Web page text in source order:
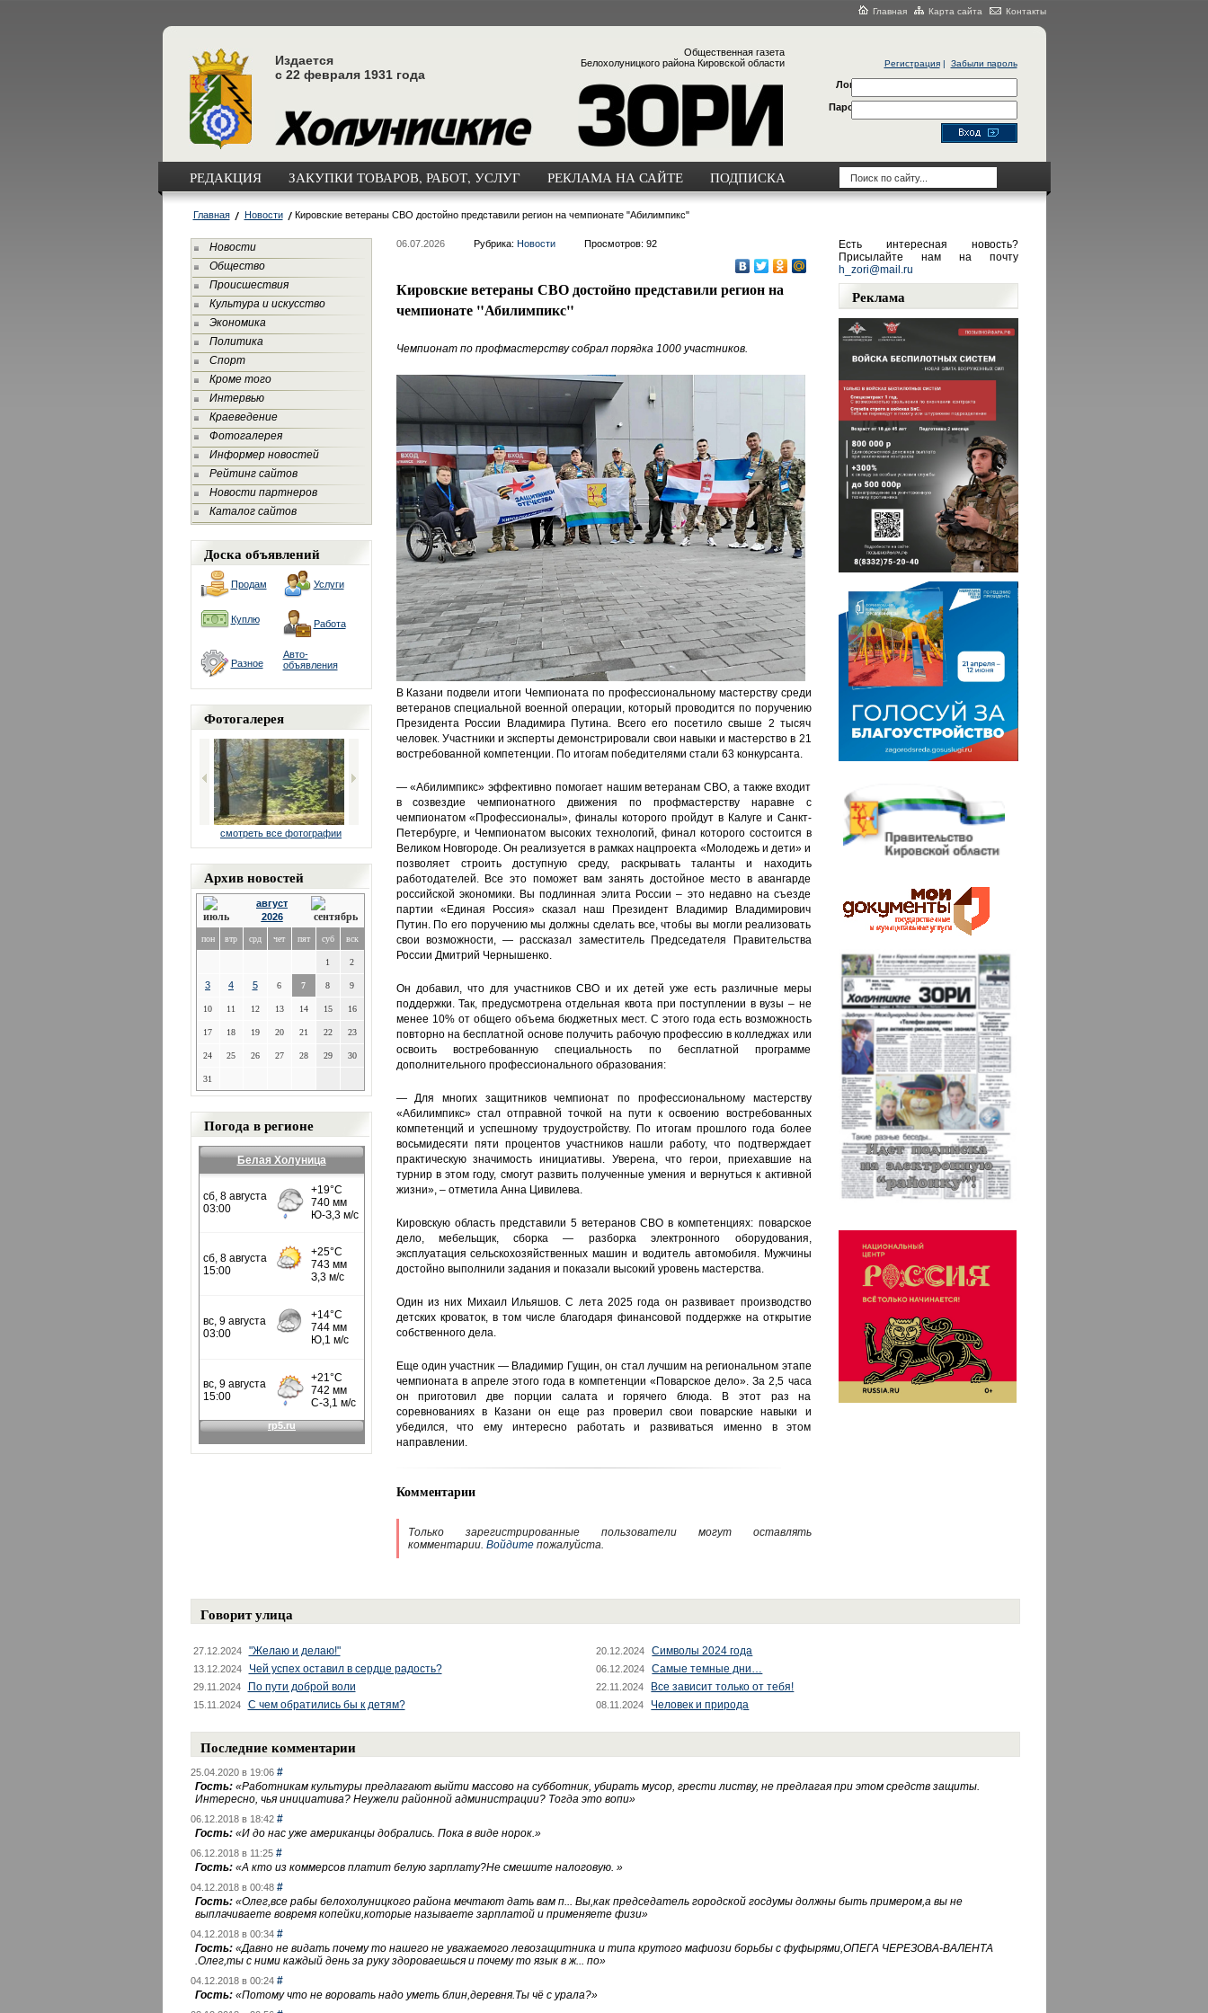
Главная Карта сайта Контакты
Издается
с 22 февраля 1931 года
Общественная газета
Белохолуницкого района Кировской области
Регистрация| Забыли пароль
Логин
Пароль
РЕДАКЦИЯ ЗАКУПКИ ТОВАРОВ, РАБОТ, УСЛУГ РЕКЛАМА НА САЙТЕ ПОДПИСКА
Главная Новости Кировские ветераны СВО достойно представили регион на чемпионате "Абилимпикс"
Новости
Общество
Происшествия
Культура и искусство
Экономика
Политика
Спорт
Кроме того
Интервью
Краеведение
Фотогалерея
Информер новостей
Рейтинг сайтов
Новости партнеров
Каталог сайтов
Доска объявлений
Продам Услуги
Куплю Работа
Разное
Авто-
объявления
Фотогалерея
смотреть все фотографии
Архив новостей
август
2026
пон втр срд чет пят суб вск
1 2
3 4 5 6 7 8 9
10 11 12 13 14 15 16
17 18 19 20 21 22 23
24 25 26 27 28 29 30
31
Погода в регионе
Белая Холуница
06.07.2026 Рубрика: Новости Просмотров: 92
Кировские ветераны СВО достойно представили регион на
чемпионате "Абилимпикс"
Чемпионат по профмастерству собрал порядка 1000 участников.
В Казани подвели итоги Чемпионата по профессиональному мастерству среди
ветеранов специальной военной операции, который проводится по поручению
Президента России Владимира Путина. Всего его посетило свыше 2 тысяч
человек. Участники и эксперты демонстрировали свои навыки и мастерство в 21
востребованной компетенции. По итогам победителями стали 63 конкурсанта.
— «Абилимпикс» эффективно помогает нашим ветеранам СВО, а также входит
в созвездие чемпионатного движения по профмастерству наравне с
чемпионатом «Профессионалы», финалы которого пройдут в Калуге и Санкт-
Петербурге, и Чемпионатом высоких технологий, финал которого состоится в
Великом Новгороде. Он реализуется в рамках нацпроекта «Молодежь и дети» и
позволяет строить доступную среду, раскрывать таланты и находить
работодателей. Все это поможет вам занять достойное место в авангарде
российской экономики. Вы подлинная элита России – это недавно на съезде
партии «Единая Россия» сказал наш Президент Владимир Владимирович
Путин. По его поручению мы должны сделать все, чтобы вы могли реализовать
свои возможности, — рассказал заместитель Председателя Правительства
России Дмитрий Чернышенко.
Он добавил, что для участников СВО и их детей уже есть различные меры
поддержки. Так, предусмотрена отдельная квота при поступлении в вузы – не
менее 10% от общего объема бюджетных мест. С этого года есть возможность
повторно на бесплатной основе получить рабочую профессию в колледжах или
освоить востребованную специальность по бесплатной программе
дополнительного профессионального образования:
— Для многих защитников чемпионат по профессиональному мастерству
«Абилимпикс» стал отправной точкой на пути к освоению востребованных
компетенций и успешному трудоустройству. По итогам прошлого года более
восьмидесяти пяти процентов участников нашли работу, что подтверждает
практическую значимость инициативы. Уверена, что герои, приехавшие на
турнир в этом году, смогут развить полученные умения и вернуться к активной
жизни», – отметила Анна Цивилева.
Кировскую область представили 5 ветеранов СВО в компетенциях: поварское
дело, мебельщик, сборка — разборка электронного оборудования,
эксплуатация сельскохозяйственных машин и водитель автомобиля. Мужчины
достойно выполнили задания и показали высокий уровень мастерства.
Один из них Михаил Ильяшов. С лета 2025 года он развивает производство
детских кроваток, в том числе благодаря финансовой поддержке на открытие
собственного дела.
Еще один участник — Владимир Гущин, он стал лучшим на региональном этапе
чемпионата в апреле этого года в компетенции «Поварское дело». За 2,5 часа
он приготовил две порции салата и горячего блюда. В этот раз на
соревнованиях в Казани он еще раз проверил свои поварские навыки и
убедился, что ему интересно работать и развиваться именно в этом
направлении.
Комментарии
Только зарегистрированные пользователи могут оставлять
комментарии. Войдитепожалуйста.
Есть интересная новость?
Присылайте нам на почту
h_zori@mail.ru
Реклама
Говорит улица
27.12.2024 "Желаю и делаю!" 20.12.2024 Символы 2024 года
13.12.2024 Чей успех оставил в сердце радость? 06.12.2024 Самые темные дни…
29.11.2024 По пути доброй воли 22.11.2024 Все зависит только от тебя!
15.11.2024 С чем обратились бы к детям? 08.11.2024 Человек и природа
Последние комментарии
25.04.2020 в 19:06 #
Гость: «Работникам культуры предлагают выйти массово на субботник, убирать мусор, грести листву, не предлагая при этом средств защиты.
Интересно, чья инициатива? Неужели районной администрации? Тогда это вопи»
06.12.2018 в 18:42 #
Гость: «И до нас уже американцы добрались. Пока в виде норок.»
06.12.2018 в 11:25 #
Гость: «А кто из коммерсов платит белую зарплату?Не смешите налоговую. »
04.12.2018 в 00:48 #
Гость: «Олег,все рабы белохолуницкого района мечтают дать вам п... Вы,как председатель городской госдумы должны быть примером,а вы не
выплачиваете вовремя копейки,которые называете зарплатой и применяете физи»
04.12.2018 в 00:34 #
Гость: «Давно не видать почему то нашего не уважаемого левозащитника и типа крутого мафиози борьбы с фуфырями,ОПЕГА ЧЕРЕЗОВА-ВАЛЕНТА
.Олег,ты с ними каждый день за руку здороваешься и почему то язык в ж... по»
04.12.2018 в 00:24 #
Гость: «Потому что не воровать надо уметь блин,деревня.Ты чё с урала?»